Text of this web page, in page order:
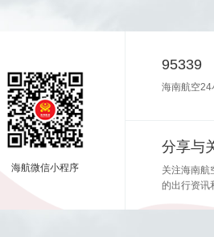
海航微信小程序
95339
海南航空24
分享与
关注海南航
的出行资讯